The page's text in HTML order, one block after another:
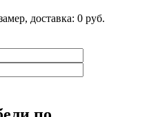
доставка: 0 руб.